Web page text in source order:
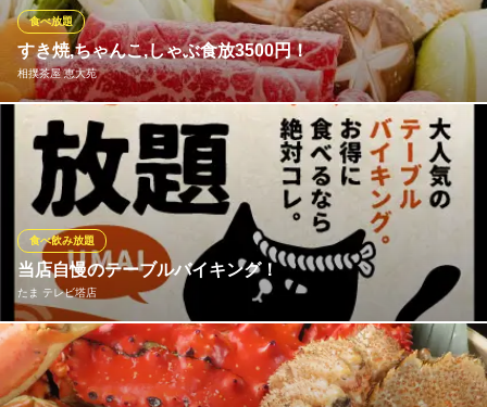
札幌プリンスホテル オールデイダイニング グランデュール
バイキング・食べ放題
札幌市営地下鉄東西線西１１丁目駅 徒歩3分
北海道札幌市中央区南2条西11
すき焼,ちゃんこ,しゃぶ食放3500円！
相撲茶屋 恵大苑
食べ放題
至極の鍋食べ放題がエリアトップクラスのコスパ⇒3500円でご提
供！食べ放題ご利用のお客様には、飲み放題を300円からと特別価
格でご提供いたします。 ※写真はイメージ写真です。
相撲茶屋 恵大苑
しゃぶしゃぶ・すき焼き
地下鉄南北線大通駅 徒歩1分
北海道札幌市中央区北1条西4-2-2 札幌ノースプラザB1
当店自慢のテーブルバイキング！
たま テレビ塔店
食べ飲み放題
大人気の生つくね串、串焼き、ご飯もの、おつまみ、デザート等
も120分間食べ放題！ フード61品食べ放題の「銀コース」と、フ
ード116品食べ放題の「金コース」の2つをご用意しております。